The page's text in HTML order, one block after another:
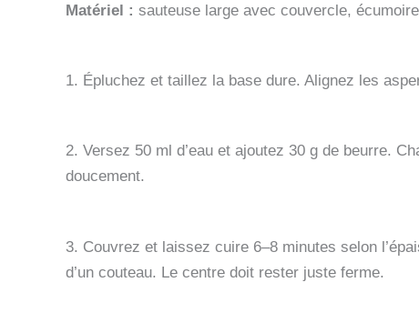
Matériel : sauteuse large avec couvercle,
1. Épluchez et taillez la base dure. Alignez les
2. Versez 50 ml d’eau et ajoutez 30 g de beurre.
doucement.
3. Couvrez et laissez cuire 6–8 minutes selon
d’un couteau. Le centre doit rester juste ferme.